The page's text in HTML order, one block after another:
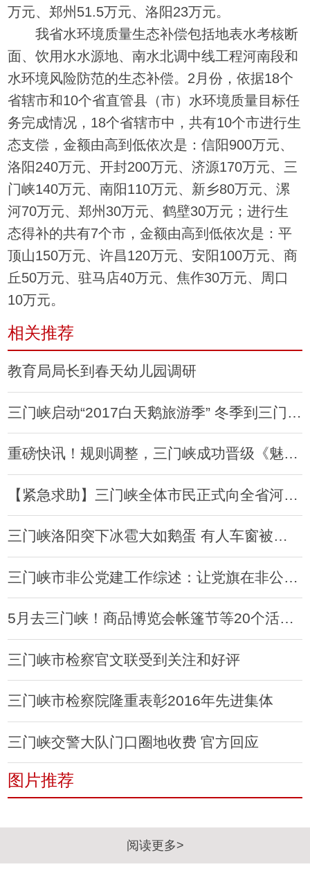
万元、郑州51.5万元、洛阳23万元。
我省水环境质量生态补偿包括地表水考核断
面、饮用水水源地、南水北调中线工程河南段和
水环境风险防范的生态补偿。2月份，依据18个
省辖市和10个省直管县（市）水环境质量目标任
务完成情况，18个省辖市中，共有10个市进行生
态支偿，金额由高到低依次是：信阳900万元、
洛阳240万元、开封200万元、济源170万元、三
门峡140万元、南阳110万元、新乡80万元、漯
河70万元、郑州30万元、鹤壁30万元；进行生
态得补的共有7个市，金额由高到低依次是：平
顶山150万元、许昌120万元、安阳100万元、商
丘50万元、驻马店40万元、焦作30万元、周口
10万元。
相关推荐
教育局局长到春天幼儿园调研
三门峡启动“2017白天鹅旅游季” 冬季到三门峡看天鹅
重磅快讯！规则调整，三门峡成功晋级《魅力中国城》复赛！
【紧急求助】三门峡全体市民正式向全省河南老乡求助
三门峡洛阳突下冰雹大如鹅蛋 有人车窗被砸烂
三门峡市非公党建工作综述：让党旗在非公领域高高飘扬
5月去三门峡！商品博览会帐篷节等20个活动等着你
三门峡市检察官文联受到关注和好评
三门峡市检察院隆重表彰2016年先进集体
三门峡交警大队门口圈地收费 官方回应
图片推荐
阅读更多>